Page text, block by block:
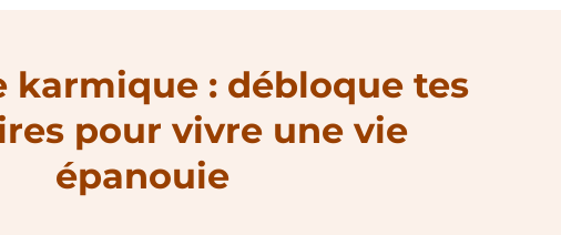
karmique : débloque tes
pour vivre une vie
épanouie